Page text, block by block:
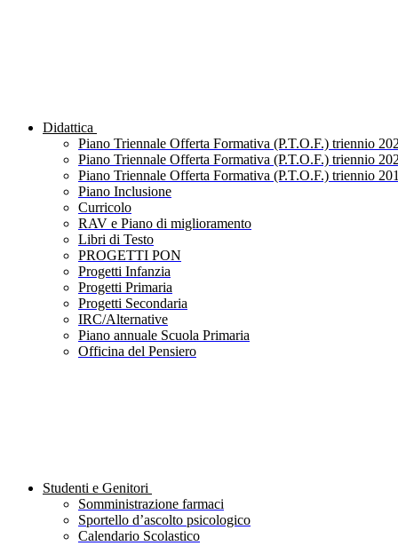
Didattica
Piano Triennale Offerta Formativa (P.T.O.F.) triennio
Piano Triennale Offerta Formativa (P.T.O.F.) triennio
Piano Triennale Offerta Formativa (P.T.O.F.) triennio
Piano Inclusione
Curricolo
RAV e Piano di miglioramento
Libri di Testo
PROGETTI PON
Progetti Infanzia
Progetti Primaria
Progetti Secondaria
IRC/Alternative
Piano annuale Scuola Primaria
Officina del Pensiero
Studenti e Genitori
Somministrazione farmaci
Sportello d’ascolto psicologico
Calendario Scolastico